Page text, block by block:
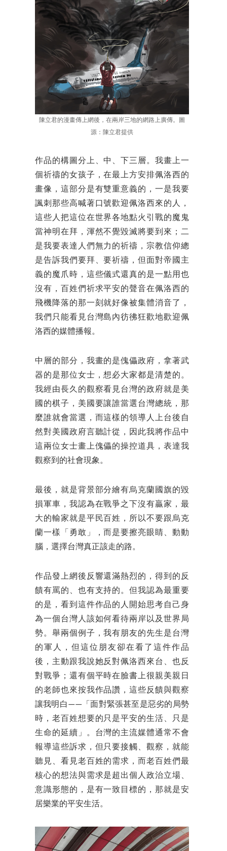
陳立君的漫畫傳上網後，在兩岸三地的網路上廣傳。圖
源：陳立君提供
作品的構圖分上、中、下三層。我畫上一
個祈禱的女孩子，在最上方安排佩洛西的
畫像，這部分是有雙重意義的，一是我要
諷刺那些高喊著口號歡迎佩洛西來的人，
這些人把這位在世界各地點火引戰的魔鬼
當神明在拜，渾然不覺毀滅將要到來；二
是我要表達人們無力的祈禱，宗教信仰總
是告訴我們要拜、要祈禱，但面對帝國主
義的魔爪時，這些儀式還真的是一點用也
沒有，百姓們祈求平安的聲音在佩洛西的
飛機降落的那一刻就好像被集體消音了，
我們只能看見台灣島內彷彿狂歡地歡迎佩
洛西的媒體播報。
中層的部分，我畫的是傀儡政府，拿著武
器的是那位女士，想必大家都是清楚的。
我經由長久的觀察看見台灣的政府就是美
國的棋子，美國要讓誰當選台灣總統，那
麼誰就會當選，而這樣的領導人上台後自
然對美國政府言聽計從，因此我將作品中
這兩位女士畫上傀儡的操控道具，表達我
觀察到的社會現象。
最後，就是背景部分繪有烏克蘭國旗的毀
損軍車，我認為在戰爭之下沒有贏家，最
大的輸家就是平民百姓，所以不要跟烏克
蘭一樣「勇敢」，而是要擦亮眼睛、動動
腦，選擇台灣真正該走的路。
作品發上網後反響還滿熱烈的，得到的反
饋有罵的、也有支持的。但我認為最重要
的是，看到這件作品的人開始思考自己身
為一個台灣人該如何看待兩岸以及世界局
勢。舉兩個例子，我有朋友的先生是台灣
的軍人，但這位朋友卻在看了這件作品
後，主動跟我說她反對佩洛西來台、也反
對戰爭；還有個平時在臉書上很親美親日
的老師也來按我作品讚，這些反饋與觀察
讓我明白——「面對緊張甚至是惡劣的局勢
時，老百姓想要的只是平安的生活、只是
生命的延續」。台灣的主流媒體通常不會
報導這些訴求，但只要接觸、觀察，就能
聽見、看見老百姓的需求，而老百姓們最
核心的想法與需求是超出個人政治立場、
意識形態的，是有一致目標的，那就是安
居樂業的平安生活。